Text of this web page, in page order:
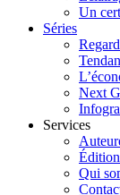
Un
Séries
Next
Services
Qui